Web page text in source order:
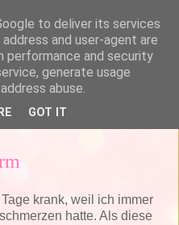
krank, weil ich immer
hatte. Als diese
to deliver its services
and user-agent are
performance and security
generate usage
abuse.
GOT IT